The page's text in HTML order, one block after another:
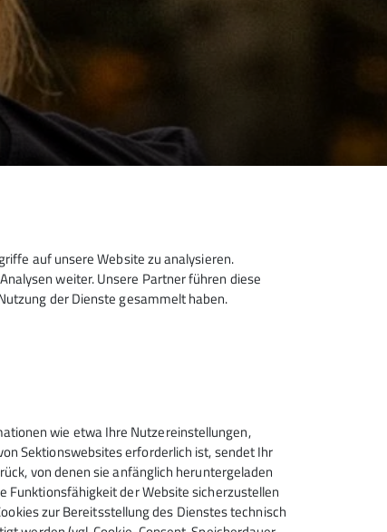
auf unsere Website zu analysieren.
weiter. Unsere Partner führen diese
der Dienste gesammelt haben.
wie etwa Ihre Nutzereinstellungen,
Sektionswebsites erforderlich ist, sendet Ihr
von denen sie anfänglich heruntergeladen
der Website sicherzustellen
zur Bereitsstellung des Dienstes technisch